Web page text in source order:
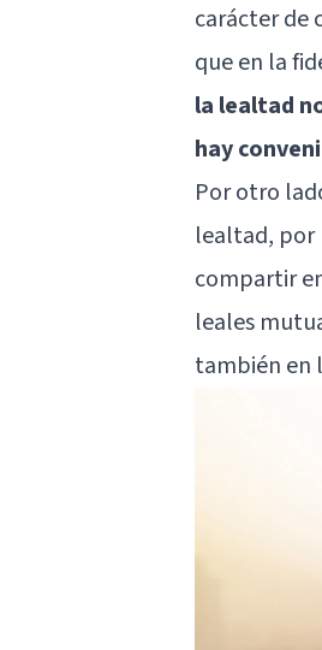
carácter de
que en la
la lealtad
hay
Por otro
lealtad, por
compartir
leales
también en